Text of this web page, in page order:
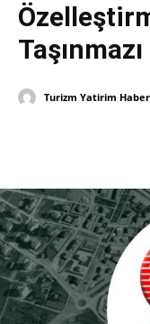
Turizm Yatirim Haber